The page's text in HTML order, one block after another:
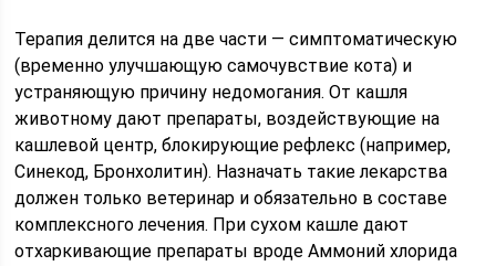
Терапия делится на две части — симптоматическую
(временно улучшающую самочувствие кота) и
устраняющую причину недомогания. От кашля
животному дают препараты, воздействующие на
кашлевой центр, блокирующие рефлекс (например,
Синекод, Бронхолитин). Назначать такие лекарства
должен только ветеринар и обязательно в составе
комплексного лечения. При сухом кашле дают
отхаркивающие препараты вроде Аммоний хлорида